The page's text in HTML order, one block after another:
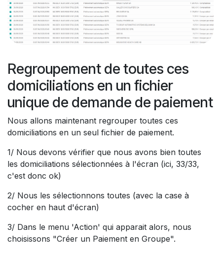
Regroupement de toutes ces
domiciliations en un fichier
unique de demande de paiement
Nous allons maintenant regrouper toutes ces
domiciliations en un seul fichier de paiement.
1/ Nous devons vérifier que nous avons bien toutes
les domiciliations sélectionnées à l'écran (ici, 33/33,
c'est donc ok)
2/ Nous les sélectionnons toutes (avec la case à
cocher en haut d'écran)
3/ Dans le menu 'Action' qui apparait alors, nous
choisissons "Créer un Paiement en Groupe".